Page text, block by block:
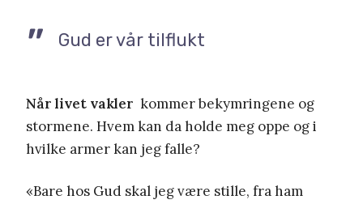
Gud er vår tilflukt
Når livet vakler kommer bekymringene og
stormene. Hvem kan da holde meg oppe og i
hvilke armer kan jeg falle?
«Bare hos Gud skal jeg være stille, fra ham